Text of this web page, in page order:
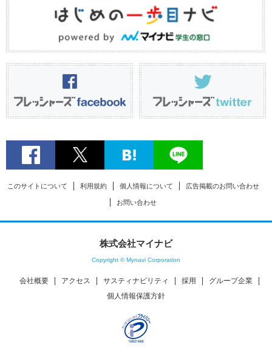
このサイトについて 利用規約 個人情報について 広告掲載のお問い合わせ
お問い合わせ
株式会社マイナビ
Copyright © Mynavi Corporation
会社概要 アクセス サスティナビリティ 採用
グループ企業
個人情報保護方針